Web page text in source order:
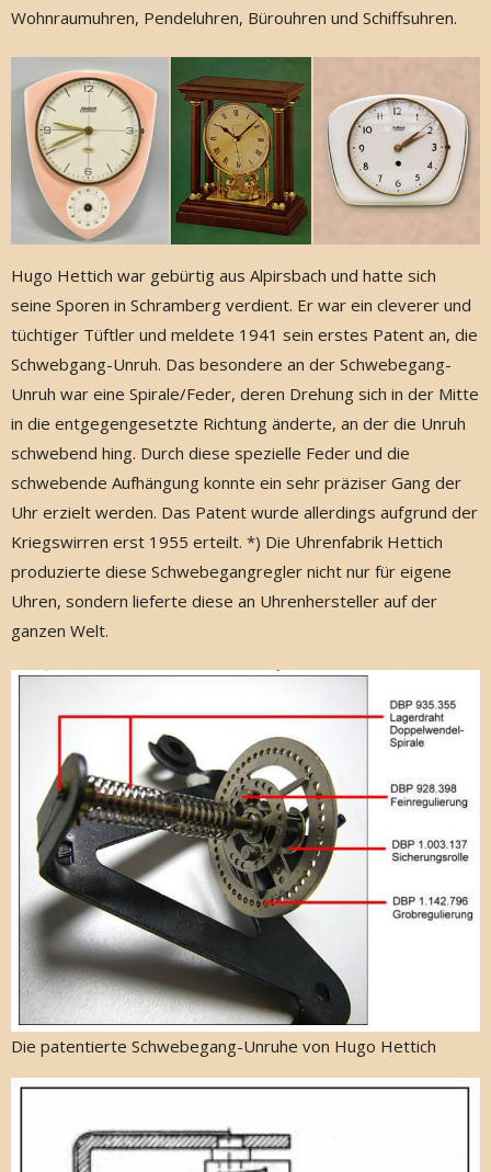
Wohnraumuhren, Pendeluhren, Bürouhren und Schiffsuhren.
Hugo Hettich war gebürtig aus Alpirsbach und hatte sich
seine Sporen in Schramberg verdient. Er war ein cleverer und
tüchtiger Tüftler und meldete 1941 sein erstes Patent an, die
Schwebgang-Unruh. Das besondere an der Schwebegang-
Unruh war eine Spirale/Feder, deren Drehung sich in der Mitte
in die entgegengesetzte Richtung änderte, an der die Unruh
schwebend hing. Durch diese spezielle Feder und die
schwebende Aufhängung konnte ein sehr präziser Gang der
Uhr erzielt werden. Das Patent wurde allerdings aufgrund der
Kriegswirren erst 1955 erteilt. *) Die Uhrenfabrik Hettich
produzierte diese Schwebegangregler nicht nur für eigene
Uhren, sondern lieferte diese an Uhrenhersteller auf der
ganzen Welt.
Die patentierte Schwebegang-Unruhe von Hugo Hettich